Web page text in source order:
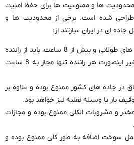
ها و ممنوعیت ها برای حفظ امنیت
شده است. برخی از محدودیت ها و
ای در ایران عبارتند از:
برای رانندگی در مسافت های طولانی و بیش از 8 ساعت، باید از راننده
کمکی استفاده کرد، در غیر اینصورت هر راننده تنها مجاز به 8 ساعت
در جاده های کشور ممنوع بوده و علاوه بر
بار یا وسیله نقلیه نیز خواهد بود.
و مشروبات الکلی ممنوع بوده و مجازات
سوخت اضافه به طور کلی ممنوع بوده و